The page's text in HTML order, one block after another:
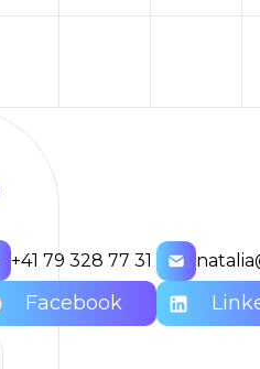
+41 79 328 77 31
Facebook